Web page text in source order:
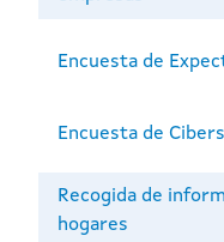
Encuesta de
Encuesta de
Recogida de
hogares